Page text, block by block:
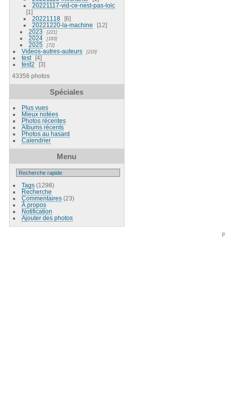
20221117-vid-ce-nest-pas-loic
1
20221118
6
20221220-la-machine
12
2023
221
2024 183
2025 72
Videos-autres-auteurs 210
test
4
test2
3
43356 photos
Spéciales
Plus vues
Mieux notées
Photos récentes
Albums récents
Photos au hasard
Calendrier
Menu
Tags(1298)
Recherche
Commentaires(23)
À propos
Notification
Ajouter des photos